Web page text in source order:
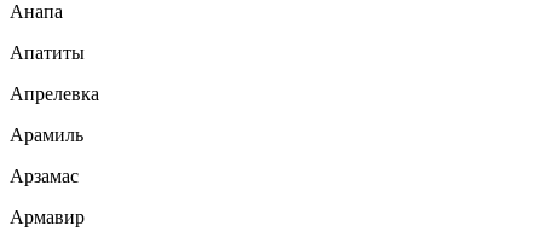
Анапа
Апатиты
Апрелевка
Арамиль
Арзамас
Армавир